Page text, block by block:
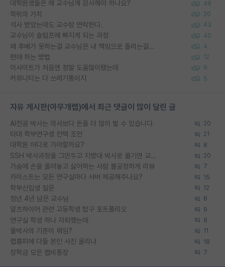
대학원생들은 왜 교수님께 감사해야 하나요? 49
학위의 가치 20
석사 받았는데도 교수랑 연락한다. 43
교수님이 슬럼프에 빠지게 되는 과정 40
왜 후배가 못하는걸 교수님은 내 책임으로 돌리는걸까요? 4
편애 하는 방법 12
이사이트가 처음엔 정말 도움많이됐는데 9
커뮤니티는 다 쓰레기통이지 5
자유 게시판(아무개랩)에서 최근 댓글이 많이 달린 글
AI전공 박사는 의사보다 돈을 더 많이 벌 수 있습니다. 20
타대 학부연구생 컨택 조언 21
대학원 어디로 가야할까요? 8
SSH 박사과정을 그만두고 지방대 박사로 옮기면 교수의 꿈은 끝일까요? 20
가슴에 손을 올려놓고 싫어하는 사람 불공정하게 리뷰 7
카이스트는 모든 연구실마다 서버 제공해주나요? 15
학부신입생 질문 12
정년 4년 남은 교수님 8
알츠하이머 관련 고등학생 탐구 포트폴리오 9
연구실 학생 하나 자퇴했는데 8
물박사의 기준이 뭐임? 11
랩홈피에 다들 본인 사진 올리냐 18
장학금 모은 랩비통장 7